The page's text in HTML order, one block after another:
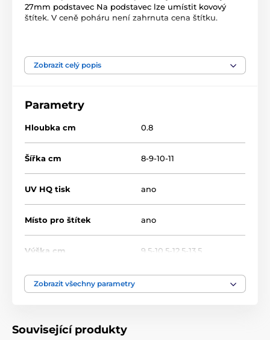
27mm podstavec Na podstavec lze umístit kovový
štítek. V ceně poháru není zahrnuta cena štítku.
Bojová umění Dřevěné trofeje
Zobrazit celý popis
Parametry
Hloubka cm 0.8
Šířka cm 8-9-10-11
UV HQ tisk ano
Místo pro štítek ano
Výška cm 9.5-10.5-12.5-13.5
Motiv
thai
Typ ocenění
Zobrazit všechny parametry
Související produkty